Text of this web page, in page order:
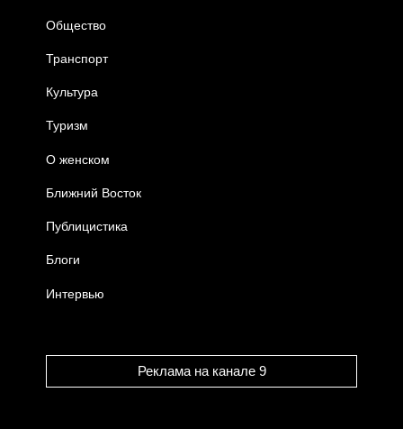
Общество
Транспорт
Культура
Туризм
О женском
Ближний Восток
Публицистика
Блоги
Интервью
Реклама на канале 9